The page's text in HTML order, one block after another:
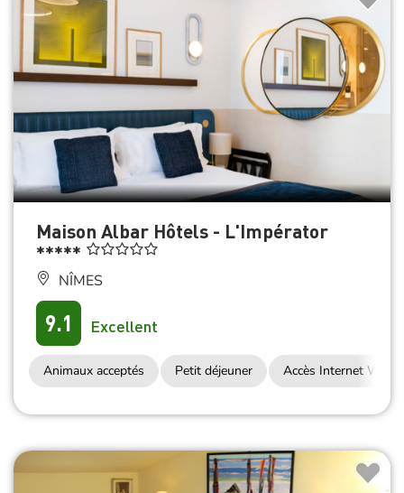
Maison Albar Hôtels - L'Impérator
*****
NÎMES
9.1 Excellent
Animaux acceptés Petit déjeuner Accès Internet Wifi